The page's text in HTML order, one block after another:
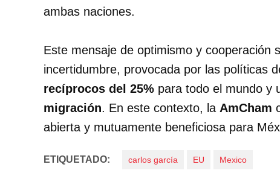
ambas naciones.
Este mensaje de optimismo y cooperación
incertidumbre, provocada por las políticas
recíprocos del 25% para todo el mundo y
migración. En este contexto, la AmCham
abierta y mutuamente beneficiosa para
ETIQUETADO: carlos garcía EU Mexico